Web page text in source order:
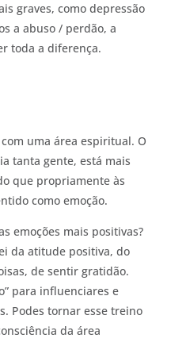
graves, como depressão
a abuso / perdão, a
toda a diferença.
uma área espiritual. O
tanta gente, está mais
que propriamente às
como emoção.
emoções mais positivas?
da atitude positiva, do
de sentir gratidão.
para influenciares e
Podes tornar esse treino
da área